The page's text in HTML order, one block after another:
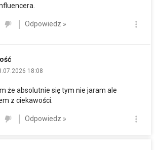
Odpowiedz »
18:08
że absolutnie się tym nie jaram ale
z ciekawości.
Odpowiedz »